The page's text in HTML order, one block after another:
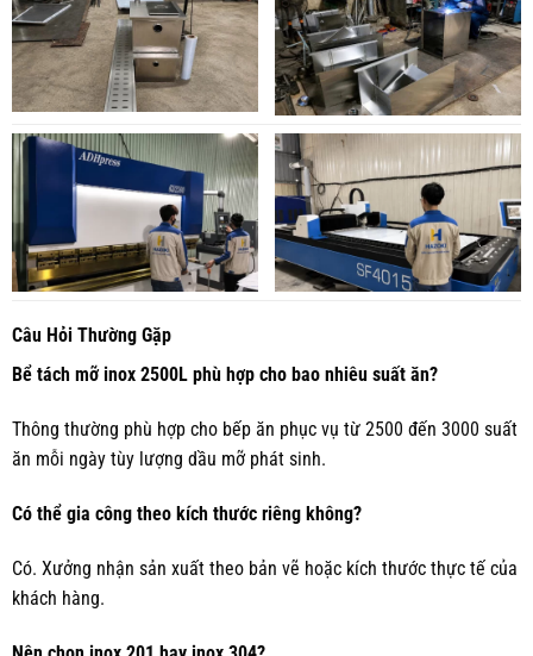
Câu Hỏi Thường Gặp
Bể tách mỡ inox 2500L phù hợp cho bao nhiêu suất ăn?
Thông thường phù hợp cho bếp ăn phục vụ từ 2500 đến 3000 suất
ăn mỗi ngày tùy lượng dầu mỡ phát sinh.
Có thể gia công theo kích thước riêng không?
Có. Xưởng nhận sản xuất theo bản vẽ hoặc kích thước thực tế của
khách hàng.